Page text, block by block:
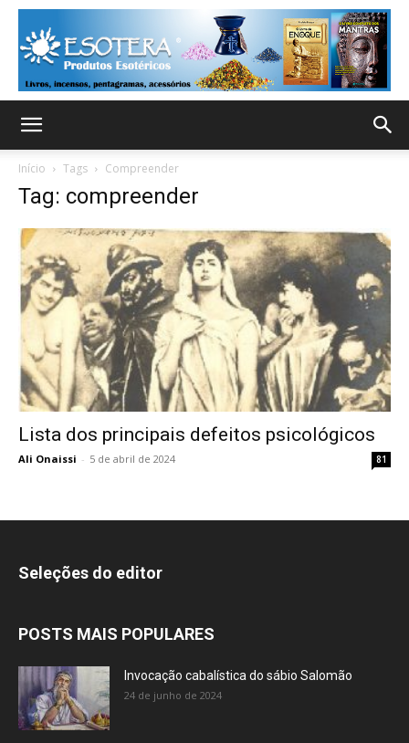
Início Tags Compreender
Tag: compreender
Lista dos principais defeitos psicológicos
Ali Onaissi - 5 de abril de 2024 81
Seleções do editor
POSTS MAIS POPULARES
Invocação cabalística do sábio Salomão
24 de junho de 2024